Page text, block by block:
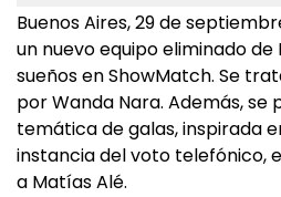
Buenos Aires, 29 de
un nuevo equipo eliminado de
sueños en ShowMatch. Se
por Wanda Nara. Además, se
temática de galas, inspirada
instancia del voto telefónico,
a Matías Alé.